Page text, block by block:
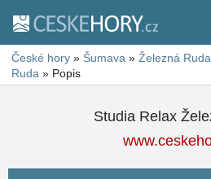
České hory » Šumava » Železná Ruda
Ruda » Popis
Studia Relax